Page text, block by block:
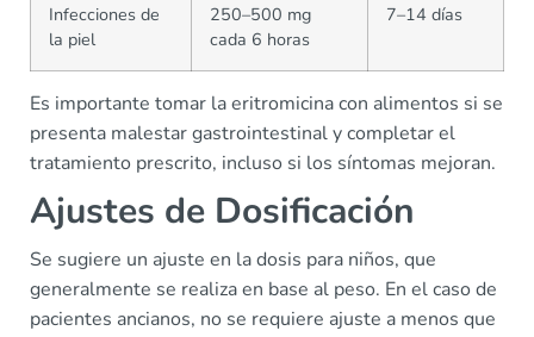
Infecciones de
la piel
250–500 mg
cada 6 horas
7–14 días
Es importante tomar la eritromicina con alimentos si se
presenta malestar gastrointestinal y completar el
tratamiento prescrito, incluso si los síntomas mejoran.
Ajustes de Dosificación
Se sugiere un ajuste en la dosis para niños, que
generalmente se realiza en base al peso. En el caso de
pacientes ancianos, no se requiere ajuste a menos que